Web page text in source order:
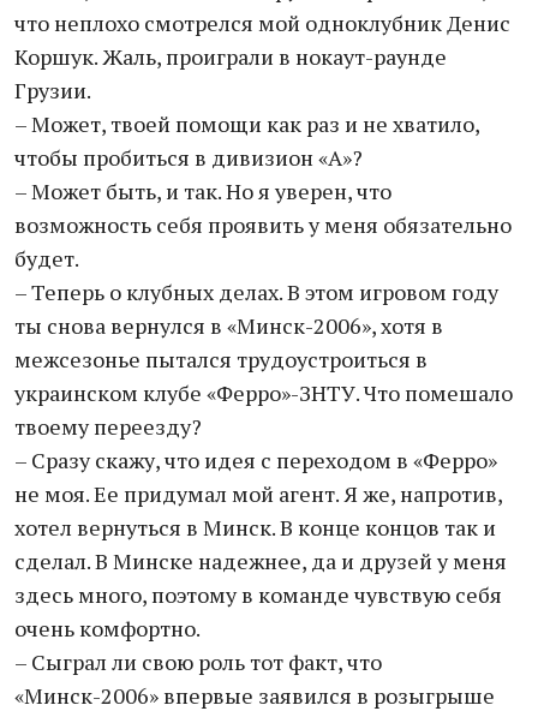
что неплохо смотрелся мой одноклубник Денис
Коршук. Жаль, проиграли в нокаут-раунде
Грузии.
– Может, твоей помощи как раз и не хватило,
чтобы пробиться в дивизион «А»?
– Может быть, и так. Но я уверен, что
возможность себя проявить у меня обязательно
будет.
– Теперь о клубных делах. В этом игровом году
ты снова вернулся в «Минск-2006», хотя в
межсезонье пытался трудоустроиться в
украинском клубе «Ферро»-ЗНТУ. Что помешало
твоему переезду?
– Сразу скажу, что идея с переходом в «Ферро»
не моя. Ее придумал мой агент. Я же, напротив,
хотел вернуться в Минск. В конце концов так и
сделал. В Минске надежнее, да и друзей у меня
здесь много, поэтому в команде чувствую себя
очень комфортно.
– Сыграл ли свою роль тот факт, что
«Минск-2006» впервые заявился в розыгрыше